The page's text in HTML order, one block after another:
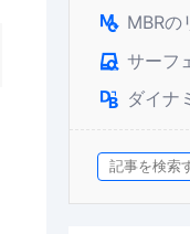
 MBRの
 サーフ
 ダイナ